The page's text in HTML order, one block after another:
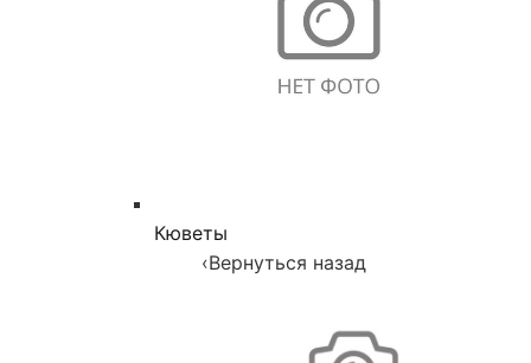
Кюветы
‹Вернуться назад